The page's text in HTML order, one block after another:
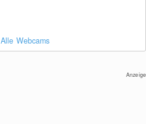
Alle Webcams
Anzeige